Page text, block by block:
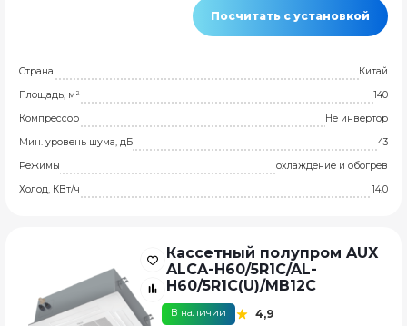
Посчитать с установкой
Страна
Китай
Площадь, м²
140
Компрессор
Не инвертор
Мин. уровень шума, дБ
43
Режимы
охлаждение и обогрев
Холод, КВт/ч
14.0
Кассетный полупром AUX
ALCA-H60/5R1C/AL-
H60/5R1C(U)/MB12C
В наличии 4,9